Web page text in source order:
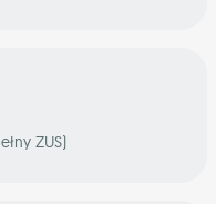
ZUS)